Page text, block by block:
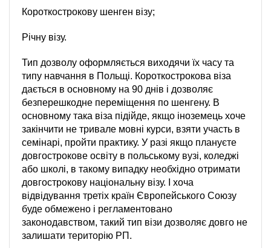
Короткострокову шенген візу;
Річну візу.
Тип дозволу оформляється виходячи їх часу та
типу навчання в Польщі. Короткострокова віза
дається в основному на 90 днів і дозволяє
безперешкодне переміщення по шенгену. В
основному така віза підійде, якщо іноземець хоче
закінчити не тривале мовні курси, взяти участь в
семінарі, пройти практику. У разі якщо плануєте
довгострокове освіту в польському вузі, коледжі
або школі, в такому випадку необхідно отримати
довгострокову національну візу. І хоча
відвідування третіх країн Європейського Союзу
буде обмежено і регламентовано
законодавством, такий тип візи дозволяє довго не
залишати територію РП.